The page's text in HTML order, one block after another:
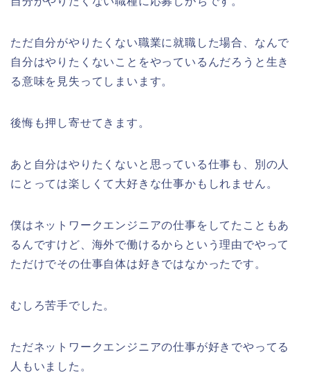
ただ自分がやりたくない職業に就職した場合、なんで
自分はやりたくないことをやっているんだろうと生き
る意味を見失ってしまいます。
後悔も押し寄せてきます。
あと自分はやりたくないと思っている仕事も、別の人
にとっては楽しくて大好きな仕事かもしれません。
僕はネットワークエンジニアの仕事をしてたこともあ
るんですけど、海外で働けるからという理由でやって
ただけでその仕事自体は好きではなかったです。
むしろ苦手でした。
ただネットワークエンジニアの仕事が好きでやってる
人もいました。